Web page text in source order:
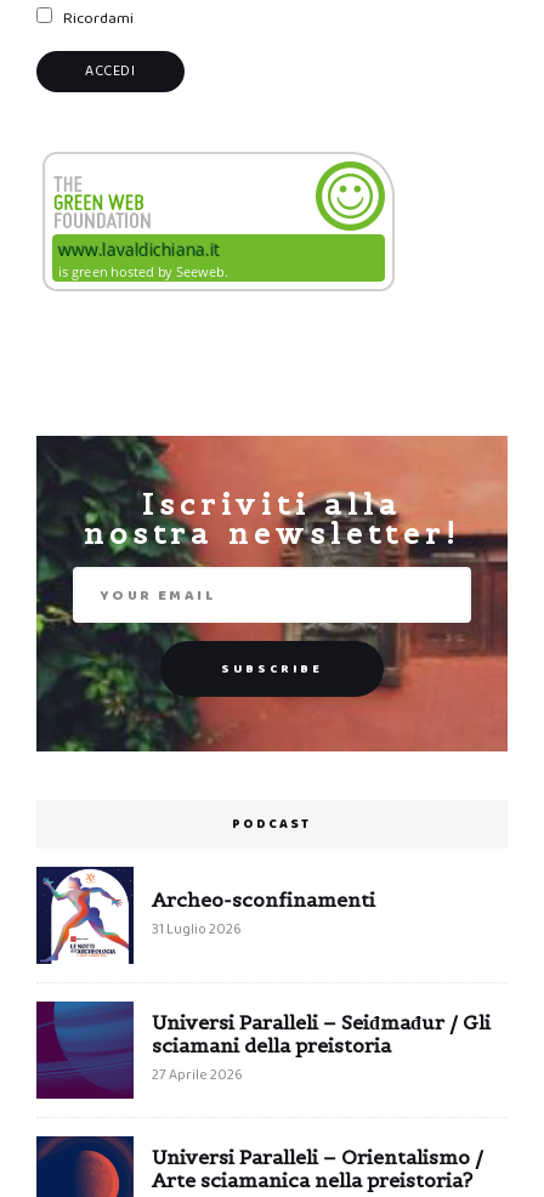
Ricordami
Iscriviti alla
nostra newsletter!
PODCAST
Archeo-sconfinamenti
31 Luglio 2026
Universi Paralleli – Seiđmađur / Gli
sciamani della preistoria
27 Aprile 2026
Universi Paralleli – Orientalismo /
Arte sciamanica nella preistoria?